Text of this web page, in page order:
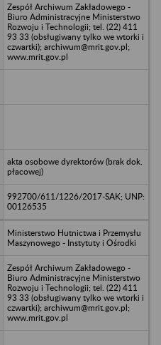
Zespół Archiwum Zakładowego -
Biuro Administracyjne Ministerstwo
Rozwoju i Technologii; tel. (22) 411
93 33 (obsługiwany tylko we wtorki i
czwartki); archiwum@mrit.gov.pl;
www.mrit.gov.pl
akta osobowe dyrektorów (brak dok.
płacowej)
992700/611/1226/2017-SAK; UNP:
00126535
Ministerstwo Hutnictwa i Przemysłu
Maszynowego - Instytuty i Ośrodki
Zespół Archiwum Zakładowego -
Biuro Administracyjne Ministerstwo
Rozwoju i Technologii; tel. (22) 411
93 33 (obsługiwany tylko we wtorki i
czwartki); archiwum@mrit.gov.pl;
www.mrit.gov.pl